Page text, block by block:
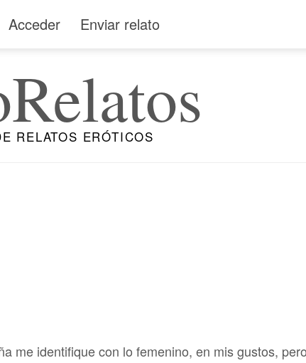
Acceder Enviar relato
RELATOS ERÓTICOS
me identifique con lo femenino, en mis gustos,